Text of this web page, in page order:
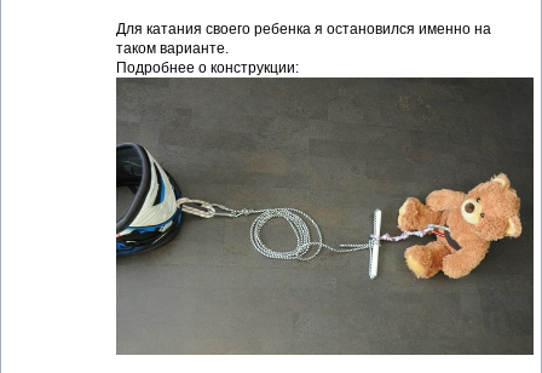
Для катания своего ребенка я остановился именно на
таком варианте.
Подробнее о конструкции: